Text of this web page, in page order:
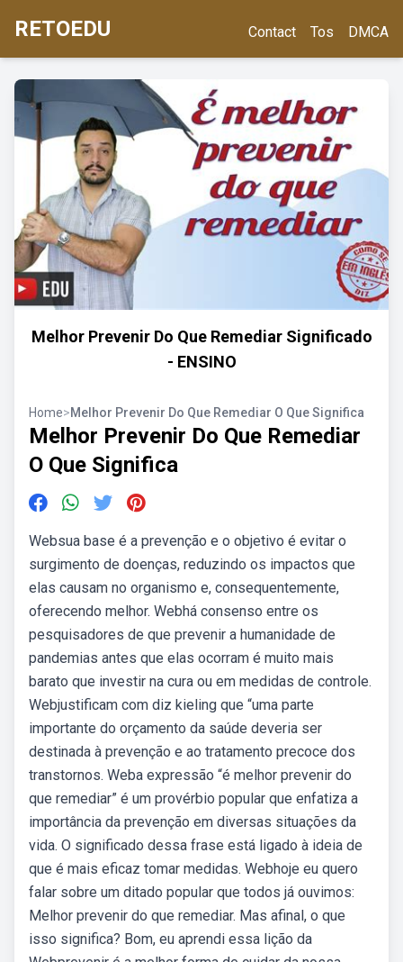
RETOEDU Contact Tos DMCA
Melhor Prevenir Do Que Remediar Significado
- ENSINO
Home>Melhor Prevenir Do Que Remediar O Que Significa
Melhor Prevenir Do Que Remediar
O Que Significa
Websua base é a prevenção e o objetivo é evitar o
surgimento de doenças, reduzindo os impactos que
elas causam no organismo e, consequentemente,
oferecendo melhor. Webhá consenso entre os
pesquisadores de que prevenir a humanidade de
pandemias antes que elas ocorram é muito mais
barato que investir na cura ou em medidas de controle.
Webjustificam com diz kieling que “uma parte
importante do orçamento da saúde deveria ser
destinada à prevenção e ao tratamento precoce dos
transtornos. Weba expressão “é melhor prevenir do
que remediar” é um provérbio popular que enfatiza a
importância da prevenção em diversas situações da
vida. O significado dessa frase está ligado à ideia de
que é mais eficaz tomar medidas. Webhoje eu quero
falar sobre um ditado popular que todos já ouvimos:
Melhor prevenir do que remediar. Mas afinal, o que
isso significa? Bom, eu aprendi essa lição da